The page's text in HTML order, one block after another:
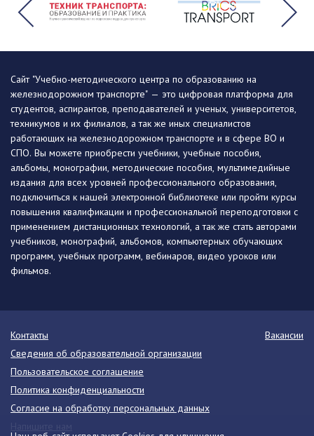
Сайт "Учебно-методического центра по образованию на
железнодорожном транспорте" — это цифровая платформа для
студентов, аспирантов, преподавателей и ученых, университетов,
техникумов и их филиалов, а так же иных специалистов
работающих на железнодорожном транспорте и в сфере ВО и
СПО. Вы можете приобрести учебники, учебные пособия,
альбомы, монографии, методические пособия, мультимедийные
издания для всех уровней профессионального образования,
подключиться к нашей электронной библиотеке или пройти курсы
повышения квалификации и профессиональной переподготовки с
применением дистанционных технологий, а так же стать авторами
учебников, монографий, альбомов, компьютерных обучающих
программ, учебных программ, вебинаров, видео уроков или
фильмов.
Контакты
Вакансии
Сведения об образовательной организации
Пользовательское соглашение
Политика конфиденциальности
Согласие на обработку персональных данных